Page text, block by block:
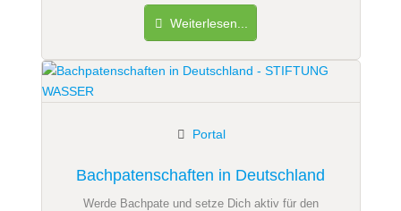
Weiterlesen...
Bachpatenschaften in Deutschland
Portal
Werde Bachpate und setze Dich aktiv für den